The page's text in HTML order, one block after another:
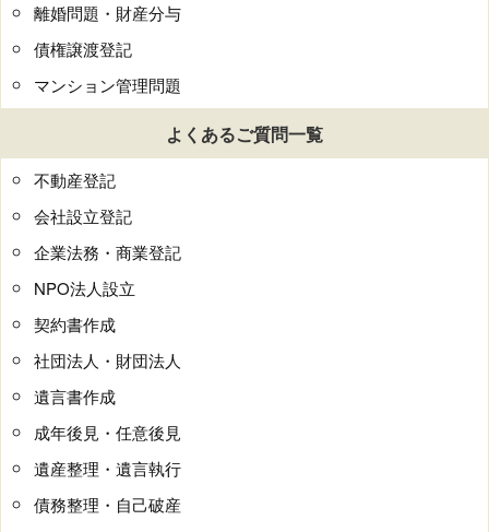
離婚問題・財産分与
債権譲渡登記
マンション管理問題
よくあるご質問一覧
不動産登記
会社設立登記
企業法務・商業登記
NPO法人設立
契約書作成
社団法人・財団法人
遺言書作成
成年後見・任意後見
遺産整理・遺言執行
債務整理・自己破産